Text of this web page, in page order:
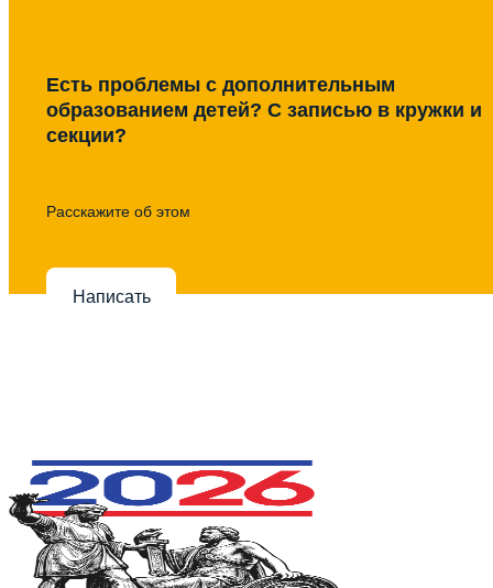
Есть проблемы с дополнительным
образованием детей? С записью в кружки и
секции?
Расскажите об этом
Написать